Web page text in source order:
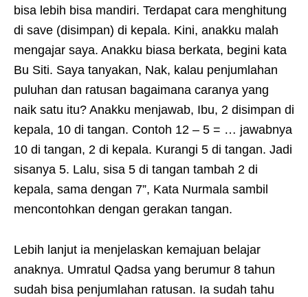
bisa lebih bisa mandiri. Terdapat cara menghitung
di save (disimpan) di kepala. Kini, anakku malah
mengajar saya. Anakku biasa berkata, begini kata
Bu Siti. Saya tanyakan, Nak, kalau penjumlahan
puluhan dan ratusan bagaimana caranya yang
naik satu itu? Anakku menjawab, Ibu, 2 disimpan di
kepala, 10 di tangan. Contoh 12 – 5 = … jawabnya
10 di tangan, 2 di kepala. Kurangi 5 di tangan. Jadi
sisanya 5. Lalu, sisa 5 di tangan tambah 2 di
kepala, sama dengan 7”, Kata Nurmala sambil
mencontohkan dengan gerakan tangan.
Lebih lanjut ia menjelaskan kemajuan belajar
anaknya. Umratul Qadsa yang berumur 8 tahun
sudah bisa penjumlahan ratusan. Ia sudah tahu